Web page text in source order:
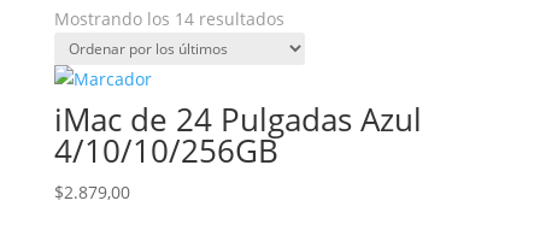
Mostrando los 14 resultadosOrdenado
por
iMac de 24 Pulgadas Azul
4/10/10/256GB
$2.879,00